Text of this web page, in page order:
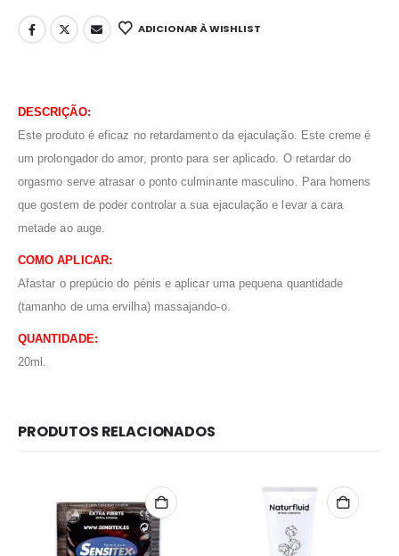
ADICIONAR À WISHLIST
DESCRIÇÃO:
Este produto é eficaz no retardamento da ejaculação. Este creme é
um prolongador do amor, pronto para ser aplicado. O retardar do
orgasmo serve atrasar o ponto culminante masculino. Para homens
que gostem de poder controlar a sua ejaculação e levar a cara
metade ao auge.
COMO APLICAR:
Afastar o prepúcio do pénis e aplicar uma pequena quantidade
(tamanho de uma ervilha) massajando-o.
QUANTIDADE:
20ml.
PRODUTOS RELACIONADOS
Redes Sociais